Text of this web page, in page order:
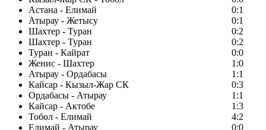
Астана - Елимай
0:1
Атырау - Жетысу
0:1
Шахтер - Туран
0:2
Шахтер - Туран
0:2
Туран - Кайрат
0:0
Женис - Шахтер
1:0
Атырау - Ордабасы
1:1
Кайсар - Кызыл-Жар СК
0:3
Ордабасы - Атырау
1:1
Кайсар - Актобе
1:3
Тобол - Елимай
4:2
Елимай - Атырау
0:0